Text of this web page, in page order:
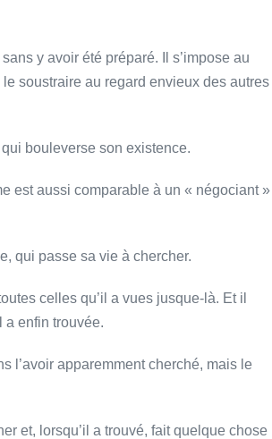
y avoir été préparé. Il s’impose au
soustraire au regard envieux des autres
bouleverse son existence.
est aussi comparable à un « négociant »
qui passe sa vie à chercher.
celles qu’il a vues jusque-là. Et il
a enfin trouvée.
l’avoir apparemment cherché, mais le
et, lorsqu’il a trouvé, fait quelque chose